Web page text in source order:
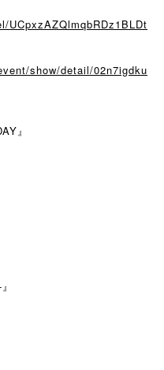
UCpxzAZQlmqbRDz1BLDt
show/detail/02n7igdku
』